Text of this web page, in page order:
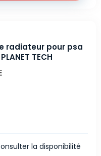
radiateur pour psa
TECH
la disponibilité